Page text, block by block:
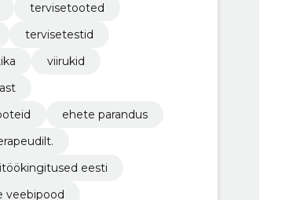
tervisetooted
tervisetestid
viirukid
hõbedast
tooteid
ehete parandus
eesti
veebipood